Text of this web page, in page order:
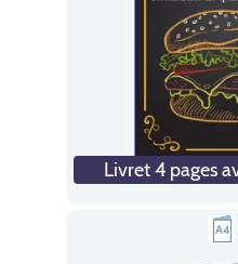
Livret 4 pages